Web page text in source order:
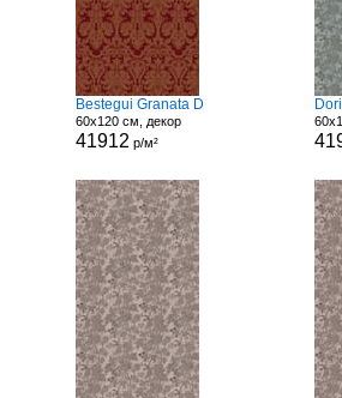
Bestegui Granata D
60x120 см, декор
41912 р/м²